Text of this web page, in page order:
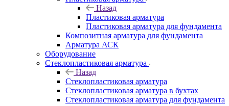
Назад
Пластиковая арматура
Пластиковая арматура для фундамента
Композитная арматура для фундамента
Арматура АСК
Оборудование
Cтеклопластиковая арматура
Назад
Cтеклопластиковая арматура
Стеклопластиковая арматура в бухтах
Стеклопластиковая арматура для фундамента